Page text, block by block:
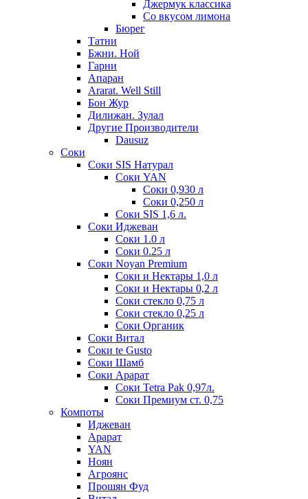
Джермук классика
Со вкусом лимона
Бюрег
Татни
Бжни. Ной
Гарни
Апаран
Ararat. Well Still
Бон Жур
Дилижан. Зулал
Другие Производители
Dausuz
Соки
Соки SIS Натурал
Соки YAN
Соки 0,930 л
Соки 0,250 л
Соки SIS 1,6 л.
Соки Иджеван
Соки 1.0 л
Соки 0.25 л
Соки Noyan Premium
Соки и Нектары 1,0 л
Соки и Нектары 0,2 л
Соки стекло 0,75 л
Соки стекло 0,25 л
Соки Органик
Соки Витал
Соки te Gusto
Соки Шамб
Соки Арарат
Соки Tetra Pak 0,97л.
Соки Премиум ст. 0,75
Компоты
Иджеван
Арарат
YAN
Ноян
Агроянс
Прошян Фуд